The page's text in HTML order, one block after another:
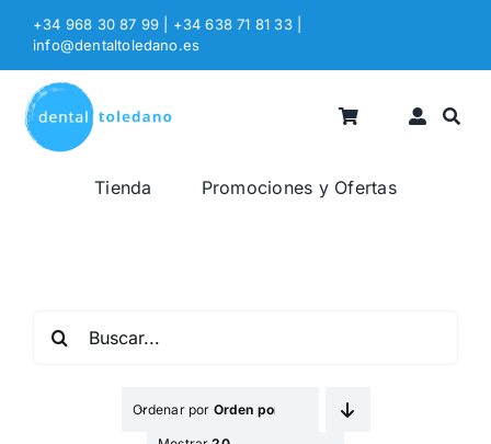
Saltar
contenido
+34 968 30 87 99 | +34 638 71 81 33
info@dentaltoledano.es
Tienda Promociones y Ofertas
Ordenar por Orden por Defecto